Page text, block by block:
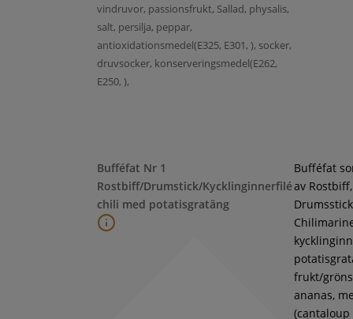
vindruvor, passionsfrukt, Sallad, physalis,
salt, persilja, peppar,
antioxidationsmedel(E325, E301, ), socker,
druvsocker, konserveringsmedel(E262,
E250, ),
Bufféfat Nr 1
Rostbiff/Drumstick/Kycklinginnerfilé
chili med potatisgratäng
Bufféfat
av Rostbiff,
frukt/
ananas,
(cantaloup